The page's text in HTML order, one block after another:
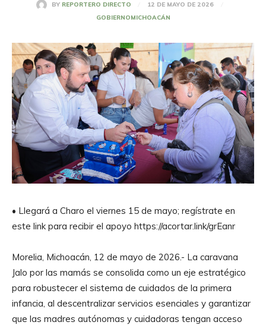
BY REPORTERO DIRECTO
12 DE MAYO DE 2026
GOBIERNOMICHOACÁN
• Llegará a Charo el viernes 15 de mayo; regístrate en
este link para recibir el apoyo https://acortar.link/grEanr
Morelia, Michoacán, 12 de mayo de 2026.- La caravana
Jalo por las mamás se consolida como un eje estratégico
para robustecer el sistema de cuidados de la primera
infancia, al descentralizar servicios esenciales y garantizar
que las madres autónomas y cuidadoras tengan acceso